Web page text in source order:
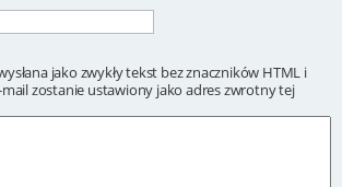
jako zwykły tekst bez znaczników HTML i
mail zostanie ustawiony jako adres zwrotny tej